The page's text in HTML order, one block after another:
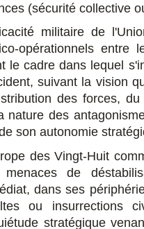
(sécurité collective
militaire de
opérationnels entre
le cadre dans lequel
suivant la vision
des forces,
nature des
son autonomie
des Vingt-Huit
de
dans ses
ou insurrections
stratégique